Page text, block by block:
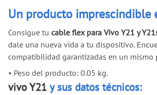
Un producto imprescindible
Consigue tu cable flex para Vivo Y21 y
dale una nueva vida a tu dispositivo.
compatibilidad garantizadas en un mismo
• Peso del producto: 0.05 kg.
vivo Y21 y sus datos técnicos: